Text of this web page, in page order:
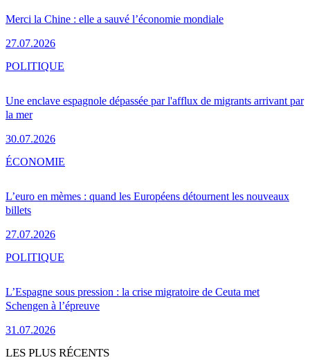
Merci la Chine : elle a sauvé l’économie mondiale
27.07.2026
Une enclave espagnole dépassée par l'afflux de migrants arrivant par
la mer
30.07.2026
POLITIQUE
L’euro en mèmes : quand les Européens détournent les nouveaux
billets
27.07.2026
ÉCONOMIE
L’Espagne sous pression : la crise migratoire de Ceuta met
Schengen à l’épreuve
31.07.2026
POLITIQUE
LES PLUS RÉCENTS